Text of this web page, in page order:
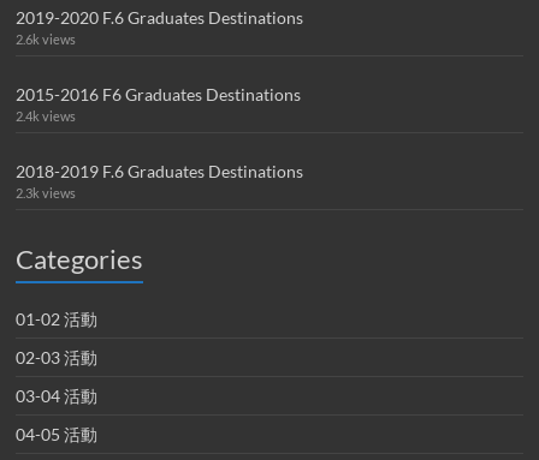
2019-2020 F.6 Graduates Destinations
2.6k views
2015-2016 F6 Graduates Destinations
2.4k views
2018-2019 F.6 Graduates Destinations
2.3k views
Categories
01-02 活動
02-03 活動
03-04 活動
04-05 活動